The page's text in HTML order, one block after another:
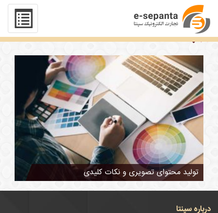
تگ : مهم ترین ابزار ها در محتوای تصویری
تولید محتوای تصویری و نکات کلیدی
درباره سپنتا